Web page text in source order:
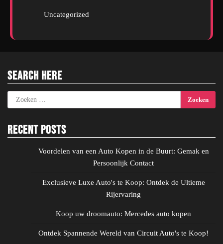
Uncategorized
Search Here
Zoeken
naar:
Recent Posts
Voordelen van een Auto Kopen in de Buurt: Gemak en
Persoonlijk Contact
Exclusieve Luxe Auto's te Koop: Ontdek de Ultieme
Rijervaring
Koop uw droomauto: Mercedes auto kopen
Ontdek Spannende Wereld van Circuit Auto's te Koop!